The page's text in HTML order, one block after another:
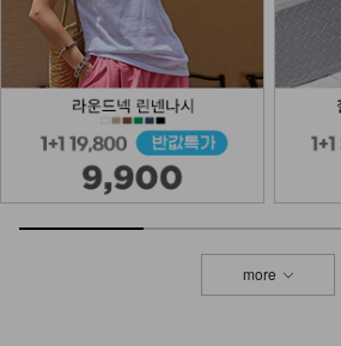
DM23-AC-10/클립 체인 팔찌
12,900
more